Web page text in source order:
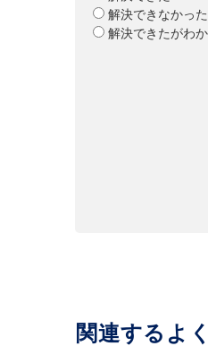
解決できなかった
解決できたがわ
関連するよ